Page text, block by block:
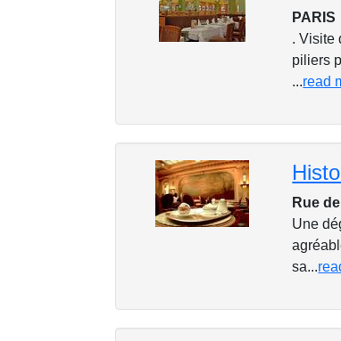
PARIS
. Visite
piliers
...read
Rue
Une
sa...